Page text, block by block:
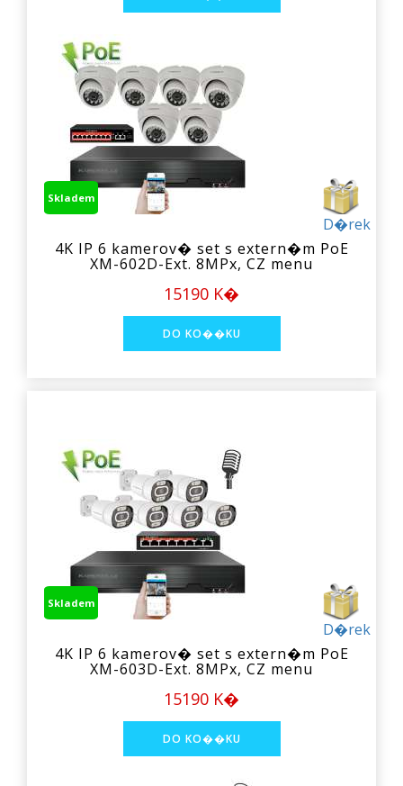
D�rek
Skladem
4K IP 6 kamerov� set s extern�m PoE
XM-602D-Ext. 8MPx, CZ menu
15190 K�
D�rek
Skladem
4K IP 6 kamerov� set s extern�m PoE
XM-603D-Ext. 8MPx, CZ menu
15190 K�